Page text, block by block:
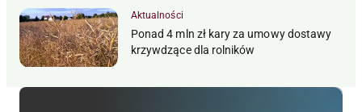
Aktualności
Ponad 4 mln zł kary za umowy dostawy
krzywdzące dla rolników